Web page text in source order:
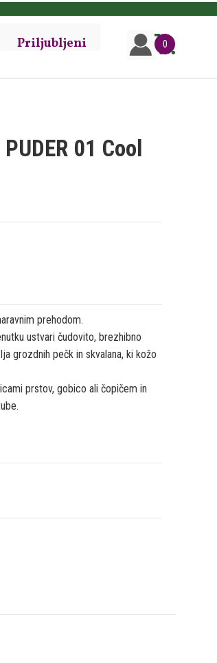
Priljubljeni 0
01 Cool
prehodom.
ustvari čudovito, brezhibno
grozdnih pečk in skvalana, ki kožo
prstov, gobico ali čopičem in